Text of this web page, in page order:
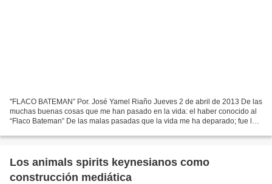
"FLACO BATEMAN” Por. José Yamel Riaño Jueves 2 de abril de 2013 De las
muchas buenas cosas que me han pasado en la vida: el haber conocido al
“Flaco Bateman” De las malas pasadas que la vida me ha deparado; fue la
Los animals spirits keynesianos como
construcción mediática